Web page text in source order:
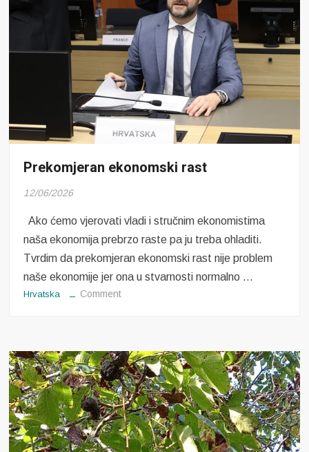
Prekomjeran ekonomski rast
12/06/2026
Ako ćemo vjerovati vladi i stručnim ekonomistima
naša ekonomija prebrzo raste pa ju treba ohladiti.
Tvrdim da prekomjeran ekonomski rast nije problem
naše ekonomije jer ona u stvarnosti normalno …
Hrvatska Commenton